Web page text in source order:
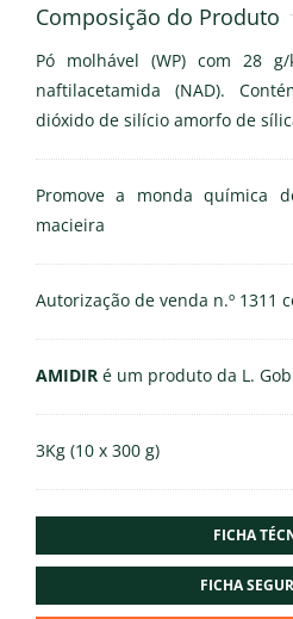
Composição do Produto
Pó molhável (WP) com 28
naftilacetamida (NAD).
dióxido de silício amorfo de
Promove a monda química
macieira
Autorização de venda n.º 1311
AMIDIRé um produto da L.
3Kg (10 x 300 g)
FICHA
FICHA